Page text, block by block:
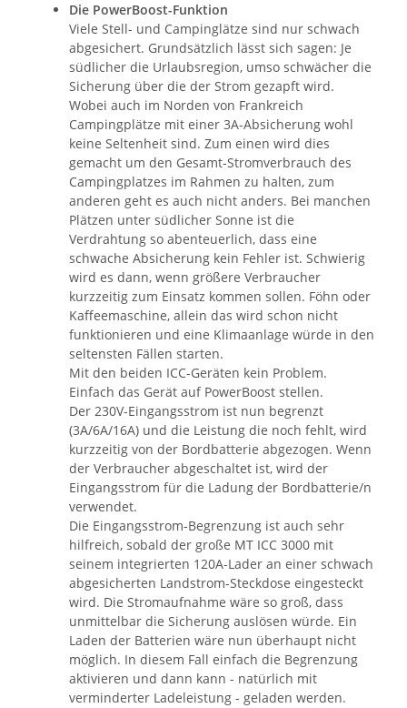
Die PowerBoost-Funktion
Viele Stell- und Campinglätze sind nur schwach
abgesichert. Grundsätzlich lässt sich sagen: Je
südlicher die Urlaubsregion, umso schwächer die
Sicherung über die der Strom gezapft wird.
Wobei auch im Norden von Frankreich
Campingplätze mit einer 3A-Absicherung wohl
keine Seltenheit sind. Zum einen wird dies
gemacht um den Gesamt-Stromverbrauch des
Campingplatzes im Rahmen zu halten, zum
anderen geht es auch nicht anders. Bei manchen
Plätzen unter südlicher Sonne ist die
Verdrahtung so abenteuerlich, dass eine
schwache Absicherung kein Fehler ist. Schwierig
wird es dann, wenn größere Verbraucher
kurzzeitig zum Einsatz kommen sollen. Föhn oder
Kaffeemaschine, allein das wird schon nicht
funktionieren und eine Klimaanlage würde in den
seltensten Fällen starten.
Mit den beiden ICC-Geräten kein Problem.
Einfach das Gerät auf PowerBoost stellen.
Der 230V-Eingangsstrom ist nun begrenzt
(3A/6A/16A) und die Leistung die noch fehlt, wird
kurzzeitig von der Bordbatterie abgezogen. Wenn
der Verbraucher abgeschaltet ist, wird der
Eingangsstrom für die Ladung der Bordbatterie/n
verwendet.
Die Eingangsstrom-Begrenzung ist auch sehr
hilfreich, sobald der große MT ICC 3000 mit
seinem integrierten 120A-Lader an einer schwach
abgesicherten Landstrom-Steckdose eingesteckt
wird. Die Stromaufnahme wäre so groß, dass
unmittelbar die Sicherung auslösen würde. Ein
Laden der Batterien wäre nun überhaupt nicht
möglich. In diesem Fall einfach die Begrenzung
aktivieren und dann kann - natürlich mit
verminderter Ladeleistung - geladen werden.